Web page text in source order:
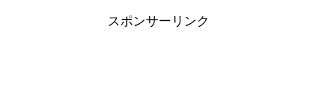
スポンサーリンク